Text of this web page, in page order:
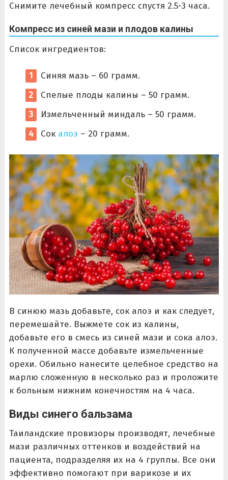
Снимите лечебный компресс спустя 2.5-3 часа.
Компресс из синей мази и плодов калины
Список ингредиентов:
Синяя мазь – 60 грамм.
Спелые плоды калины – 50 грамм.
Измельченный миндаль – 50 грамм.
Сок алоэ – 20 грамм.
В синюю мазь добавьте, сок алоэ и как следует,
перемешайте. Выжмете сок из калины,
добавьте его в смесь из синей мази и сока алоэ.
К полученной массе добавьте измельченные
орехи. Обильно нанесите целебное средство на
марлю сложенную в несколько раз и проложите
к больным нижним конечностям на 4 часа.
Виды синего бальзама
Таиландские провизоры производят, лечебные
мази различных оттенков и воздействий на
пациента, подразделяя их на 4 группы. Все они
эффективно помогают при варикозе и их